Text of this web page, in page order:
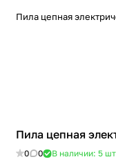
Пила цепная
Пила цепная
0 0 В наличии: 5 шт